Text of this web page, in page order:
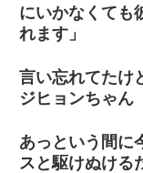
にいかなくても
れます」
言い忘れてたけ
ジヒョンちゃん
あっという間に
スと駆けぬける